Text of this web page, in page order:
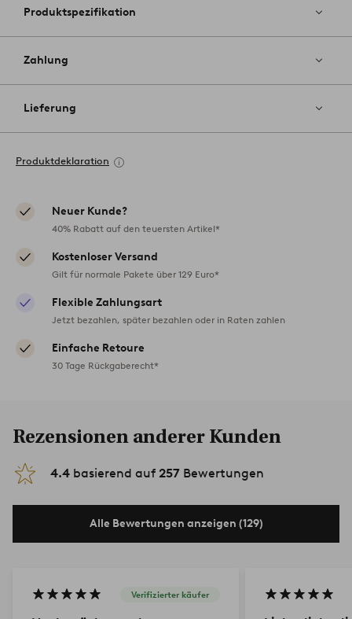
Produktspezifikation
Zahlung
Lieferung
Produktdeklaration
Neuer Kunde?
40% Rabatt auf den teuersten Artikel*
Kostenloser Versand
Gilt für normale Pakete über 129 Euro*
Flexible Zahlungsart
Jetzt bezahlen, später bezahlen oder in Raten zahlen
Einfache Retoure
30 Tage Rückgaberecht*
Rezensionen anderer Kunden
4.4 basierend auf 257 Bewertungen
Alle Bewertungen anzeigen (129)
Verifizierter käufer